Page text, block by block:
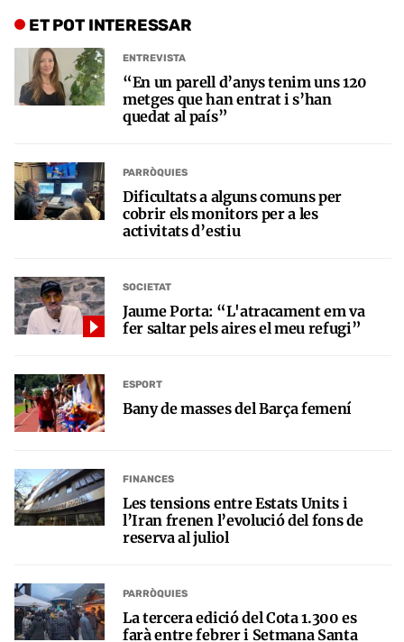
ET POT INTERESSAR
ENTREVISTA
“En un parell d’anys tenim uns 120
metges que han entrat i s’han
quedat al país”
PARRÒQUIES
Dificultats a alguns comuns per
cobrir els monitors per a les
activitats d’estiu
SOCIETAT
Jaume Porta: “L'atracament em va
fer saltar pels aires el meu refugi”
ESPORT
Bany de masses del Barça femení
FINANCES
Les tensions entre Estats Units i
l’Iran frenen l’evolució del fons de
reserva al juliol
PARRÒQUIES
La tercera edició del Cota 1.300 es
farà entre febrer i Setmana Santa